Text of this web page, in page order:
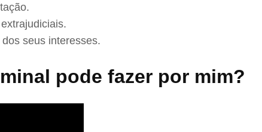
seus interesses.
pode fazer por mim?